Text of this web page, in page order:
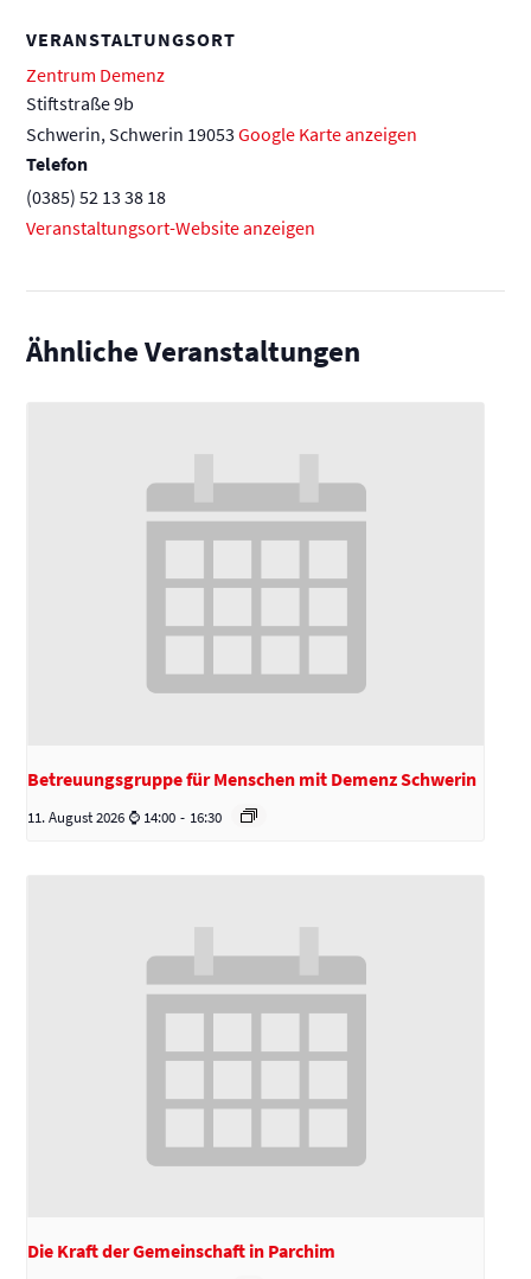
VERANSTALTUNGSORT
Zentrum Demenz
Stiftstraße 9b
Schwerin, Schwerin 19053 Google Karte anzeigen
Telefon
(0385) 52 13 38 18
Veranstaltungsort-Website anzeigen
Ähnliche Veranstaltungen
Betreuungsgruppe für Menschen mit Demenz Schwerin
11. August 2026 ⌚ 14:00 - 16:30
Die Kraft der Gemeinschaft in Parchim